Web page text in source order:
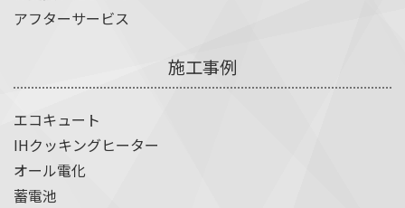
アフターサービス
施工事例
エコキュート
IHクッキングヒーター
オール電化
蓄電池